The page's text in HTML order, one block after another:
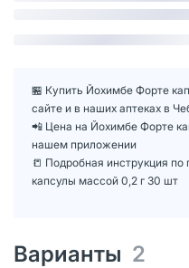
🏪 Купить Йохимбе Форте
сайте и в наших аптеках в
📲 Цена на Йохимбе Форте
нашем приложении
📒 Подробная инструкция
капсулы массой 0,2 г 30 шт
Варианты 2